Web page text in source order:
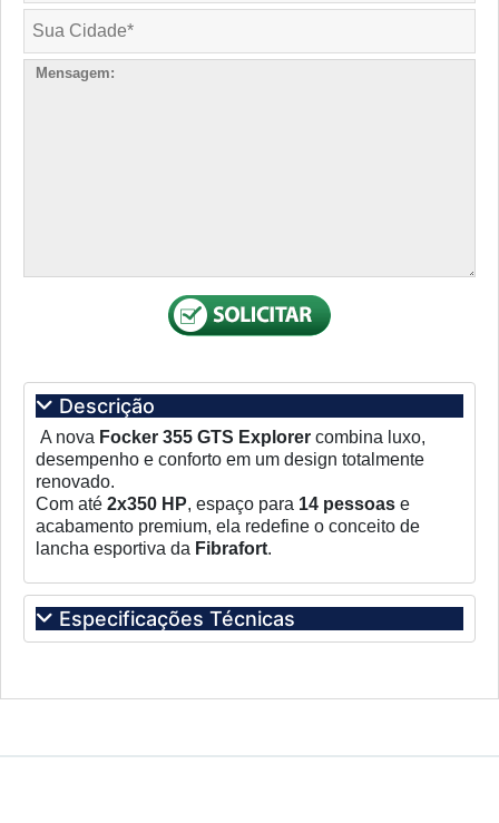
Descrição
A nova Focker 355 GTS Explorer combina luxo,
desempenho e conforto em um design totalmente
renovado.
Com até 2x350 HP, espaço para 14 pessoas e
acabamento premium, ela redefine o conceito de
lancha esportiva da Fibrafort.
Especificações Técnicas